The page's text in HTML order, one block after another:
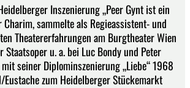
Inszenierung „Peer Gynt ist ein
Charim, sammelte als Regieassistent- und
Theatererfahrungen am Burgtheater Wien
Staatsoper u. a. bei Luc Bondy und Peter
seiner Diplominszenierung „Liebe“ 1968
Eustache zum Heidelberger Stückemarkt